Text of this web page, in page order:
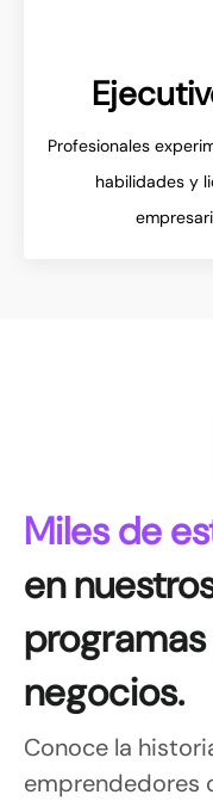
Profesionales
habilidades y
Miles de
en
negocios.
Conoce la
emprendedores